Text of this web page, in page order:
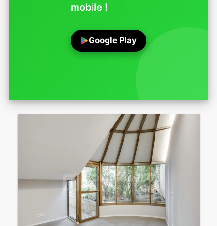
mobile !
Google Play